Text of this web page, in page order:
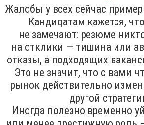
Жалобы у всех сейчас
Кандидатам кажется,
не замечают: резюме
на отклики — тишина или
отказы, а подходящих
Это не значит, что с вами
рынок действительно
другой
Иногда полезно временно